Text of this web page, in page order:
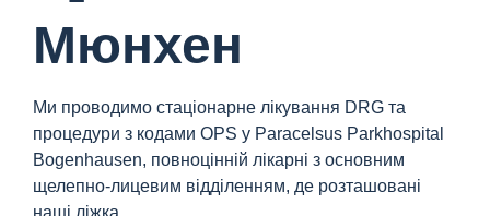
Мюнхен
Ми проводимо стаціонарне лікування DRG та
процедури з кодами OPS у Paracelsus Parkhospital
Bogenhausen, повноцінній лікарні з основним
щелепно-лицевим відділенням, де розташовані